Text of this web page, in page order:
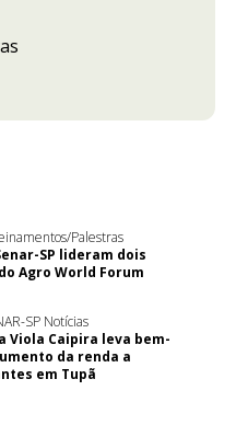
Palestras
SP lideram dois
Agro World Forum
SP Notícias
Viola Caipira leva bem-
da renda a
em Tupã